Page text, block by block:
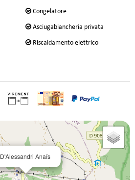
Congelatore
Asciugabiancheria privata
Riscaldamento elettrico
D'Alessandri Anaïs